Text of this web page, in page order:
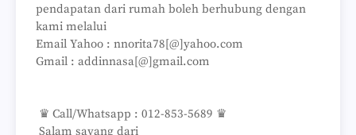
pendapatan dari rumah boleh berhubung dengan
kami melalui
Email Yahoo : nnorita78[@]yahoo.com
Gmail : addinnasa[@]gmail.com
♛ Call/Whatsapp : 012-853-5689 ♛
Salam sayang dari